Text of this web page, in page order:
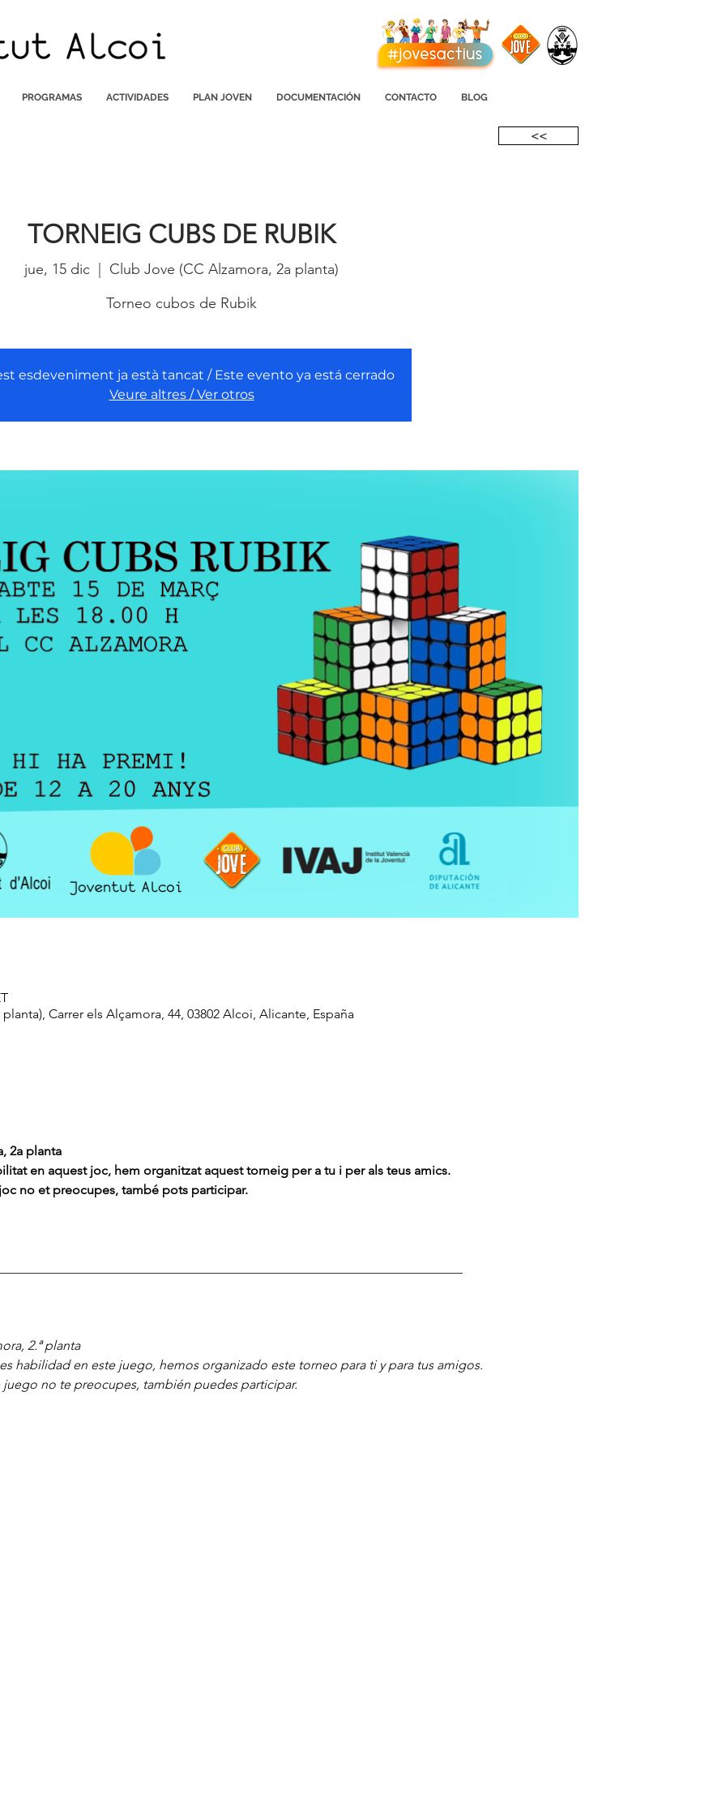
PROGRAMAS ACTIVIDADES PLAN JOVEN DOCUMENTACIÓN CONTACTO BLOG
<<
TORNEIG CUBS DE RUBIK
jue, 15 dic
Club Jove (CC Alzamora, 2a planta)
Torneo cubos de Rubik
esdeveniment ja està tancat / Este evento ya está cerrado
Veure altres / Ver otros
Carrer els Alçamora, 44, 03802 Alcoi, Alicante, España
2a planta
en aquest joc, hem organitzat aquest torneig per a tu i per als teus amics.
no et preocupes, també pots participar.
2.ª planta
habilidad en este juego, hemos organizado este torneo para ti y para tus amigos.
no te preocupes, también puedes participar.